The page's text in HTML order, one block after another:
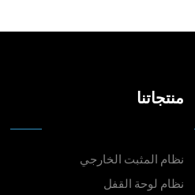
منتجاتنا
نظام المثبت الخارجي
نظام لوحة القفل